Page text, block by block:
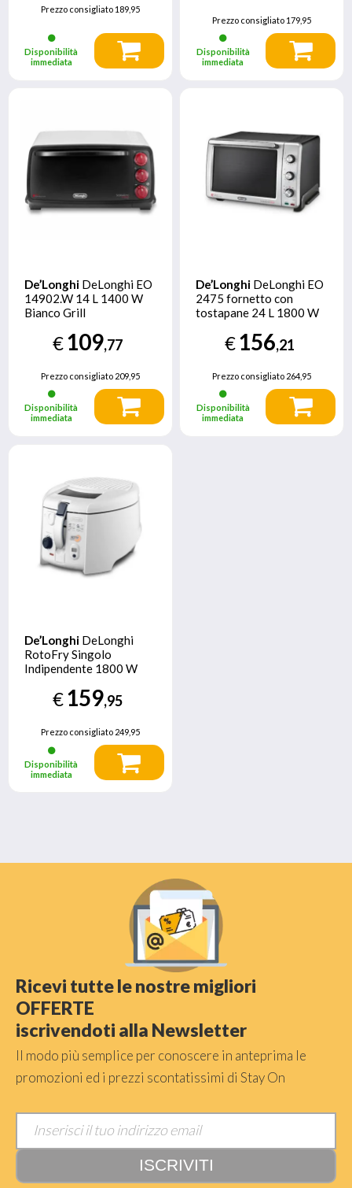
Prezzo consigliato189,95
Disponibilità
immediata
Prezzo consigliato 179,95
Disponibilità
immediata
De’Longhi DeLonghi EO
14902.W 14 L 1400 W
Bianco Grill
€109,77
Prezzo consigliato209,95
Disponibilità
immediata
De’Longhi DeLonghi EO
2475 fornetto con
tostapane 24 L 1800 W
€156,21
Prezzo consigliato 264,95
Disponibilità
immediata
De’Longhi DeLonghi
RotoFry Singolo
Indipendente 1800 W
€159,95
Prezzo consigliato249,95
Disponibilità
immediata
Ricevi tutte le nostre migliori
OFFERTE
iscrivendoti alla Newsletter
Il modo più semplice per conoscere in anteprima le
promozioni ed i prezzi scontatissimi di Stay On